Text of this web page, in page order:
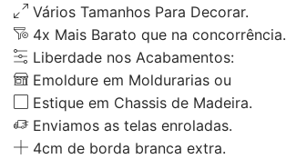
Vários Tamanhos Para Decorar.
4x Mais Barato que na concorrência.
Liberdade nos Acabamentos:
Emoldure em Moldurarias ou
Estique em Chassis de Madeira.
Enviamos as telas enroladas.
4cm de borda branca extra.